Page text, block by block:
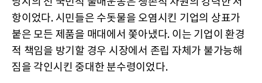
항이었다. 시민들은 수돗물을 오염시킨 기업의 상표가
붙은 모든 제품을 매대에서 쫓아냈다. 이는 기업이 환경
적 책임을 방기할 경우 시장에서 존립 자체가 불가능해
짐을 각인시킨 중대한 분수령이었다.